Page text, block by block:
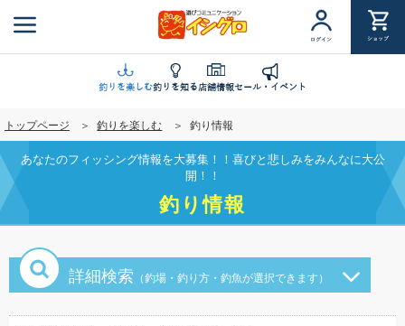
ン
に
移
動
ログイン ショップ
釣りを楽しむ釣りを知る店舗情報セール・イベント
トップページ 釣りを楽しむ 釣り情報
あなたのフィッシング情報を大募集！！喜びと悲しみをみんなに大公
開！！
釣り情報
詳細検索 （釣場・釣り方・釣魚が選択できます）